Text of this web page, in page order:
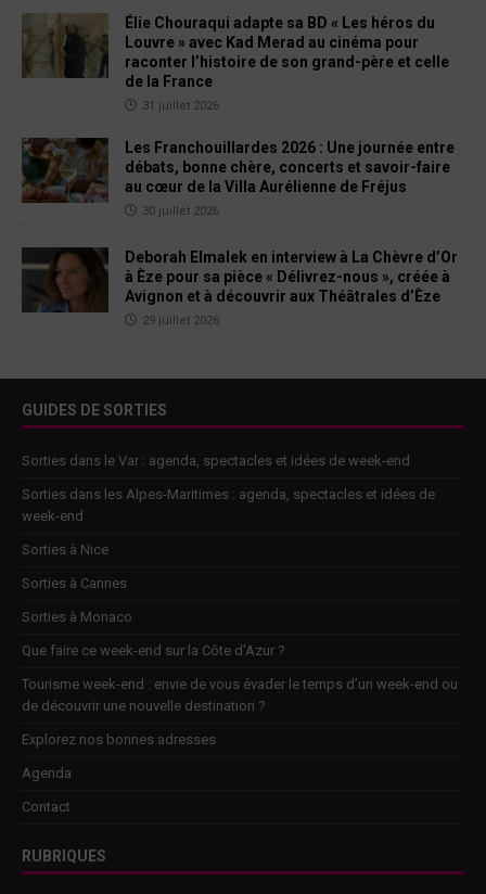
Élie Chouraqui adapte sa BD « Les héros du
Louvre » avec Kad Merad au cinéma pour
raconter l’histoire de son grand-père et celle
de la France
31 juillet 2026
Les Franchouillardes 2026 : Une journée entre
débats, bonne chère, concerts et savoir-faire
au cœur de la Villa Aurélienne de Fréjus
30 juillet 2026
Deborah Elmalek en interview à La Chèvre d’Or
à Èze pour sa pièce « Délivrez-nous », créée à
Avignon et à découvrir aux Théâtrales d’Èze
29 juillet 2026
GUIDES DE SORTIES
Sorties dans le Var : agenda, spectacles et idées de week-end
Sorties dans les Alpes-Maritimes : agenda, spectacles et idées de
week-end
Sorties à Nice
Sorties à Cannes
Sorties à Monaco
Que faire ce week-end sur la Côte d’Azur ?
Tourisme week-end : envie de vous évader le temps d’un week-end ou
de découvrir une nouvelle destination ?
Explorez nos bonnes adresses
Agenda
Contact
RUBRIQUES